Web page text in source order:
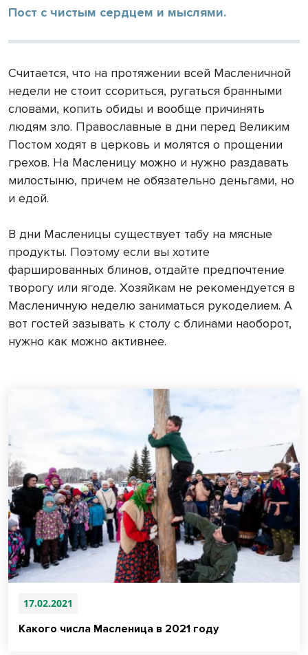
Пост с чистым сердцем и мыслями.
Считается, что на протяжении всей Масленичной
недели не стоит ссориться, ругаться бранными
словами, копить обиды и вообще причинять
людям зло. Православные в дни перед Великим
Постом ходят в церковь и молятся о прощении
грехов. На Масленицу можно и нужно раздавать
милостыню, причем не обязательно деньгами, но
и едой.
В дни Масленицы существует табу на мясные
продукты. Поэтому если вы хотите
фаршированных блинов, отдайте предпочтение
творогу или ягоде. Хозяйкам не рекомендуется в
Масленичную неделю заниматься рукоделием. А
вот гостей зазывать к столу с блинами наоборот,
нужно как можно активнее.
17.02.2021
Какого числа Масленица в 2021 году